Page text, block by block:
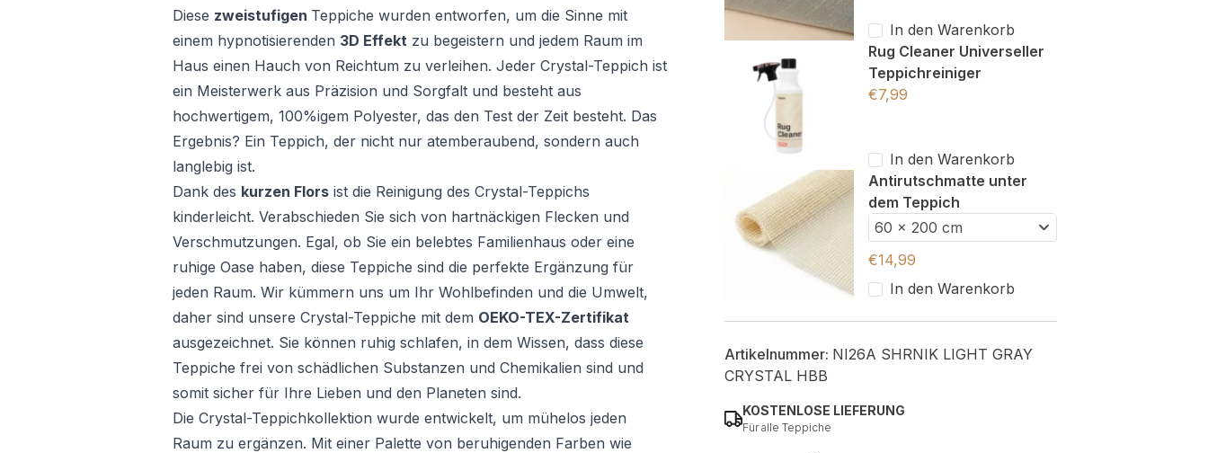
Diese zweistufigen Teppiche wurden entworfen, um die Sinne mit
einem hypnotisierenden 3D Effekt zu begeistern und jedem Raum im
Haus einen Hauch von Reichtum zu verleihen. Jeder Crystal-Teppich ist
ein Meisterwerk aus Präzision und Sorgfalt und besteht aus
hochwertigem, 100%igem Polyester, das den Test der Zeit besteht. Das
Ergebnis? Ein Teppich, der nicht nur atemberaubend, sondern auch
langlebig ist.
Dank des kurzen Flors ist die Reinigung des Crystal-Teppichs
kinderleicht. Verabschieden Sie sich von hartnäckigen Flecken und
Verschmutzungen. Egal, ob Sie ein belebtes Familienhaus oder eine
ruhige Oase haben, diese Teppiche sind die perfekte Ergänzung für
jeden Raum. Wir kümmern uns um Ihr Wohlbefinden und die Umwelt,
daher sind unsere Crystal-Teppiche mit dem OEKO-TEX-Zertifikat
ausgezeichnet. Sie können ruhig schlafen, in dem Wissen, dass diese
Teppiche frei von schädlichen Substanzen und Chemikalien sind und
somit sicher für Ihre Lieben und den Planeten sind.
Die Crystal-Teppichkollektion wurde entwickelt, um mühelos jeden
Raum zu ergänzen. Mit einer Palette von beruhigenden Farben wie
In den Warenkorb
Rug Cleaner Universeller
Teppichreiniger
€7,99
In den Warenkorb
Antirutschmatte unter
dem Teppich
60 x 200 cm
€14,99
In den Warenkorb
Artikelnummer: NI26A SHRNIK LIGHT GRAY
CRYSTAL HBB
KOSTENLOSE LIEFERUNG
Für alle Teppiche